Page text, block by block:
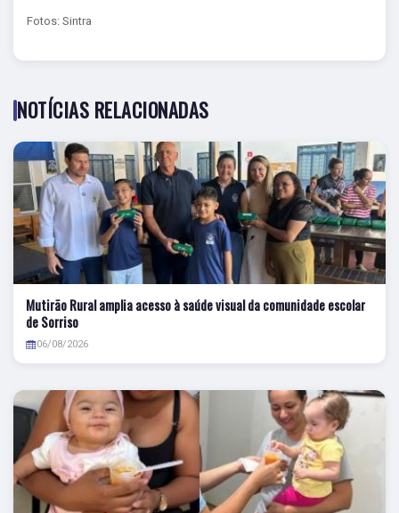
Fotos: Sintra
NOTÍCIAS RELACIONADAS
Mutirão Rural amplia acesso à saúde visual da comunidade escolar
de Sorriso
06/08/2026